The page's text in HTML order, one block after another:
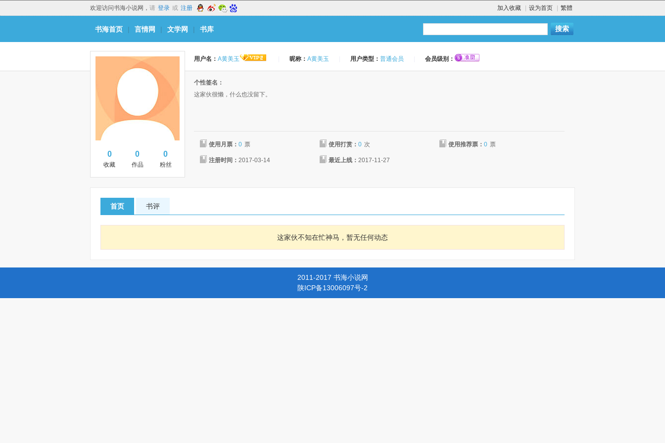
欢迎访问书海小说网， 请 登录 或 注册 加入收藏 设为首页 繁體
书海首页 | 言情网 | 文学网 | 书库
0
收藏
0
作品
0
粉丝
用户名： A黄美玉 昵称： A黄美玉 用户类型： 普通会员 会员级别：
个性签名：
这家伙很懒，什么也没留下。
使用月票： 0 票 使用打赏：0 次 使用推荐票：0 票
注册时间： 2017-03-14 最近上线：2017-11-27
首页 书评
这家伙不知在忙神马，暂无任何动态
2011-2017 书海小说网
陕ICP备13006097号-2